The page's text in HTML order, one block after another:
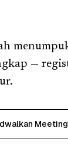
—
Meeting